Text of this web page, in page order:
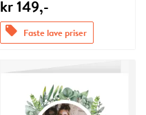
kr 149,-
offers Faste lave priser